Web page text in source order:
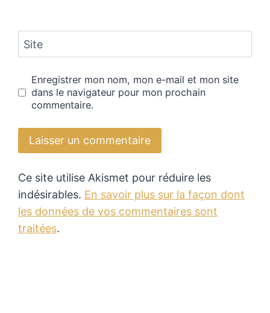
Site
Enregistrer mon nom, mon e-mail et mon site
dans le navigateur pour mon prochain
commentaire.
Ce site utilise Akismet pour réduire les
indésirables. En savoir plus sur la façon dont
les données de vos commentaires sont
traitées.